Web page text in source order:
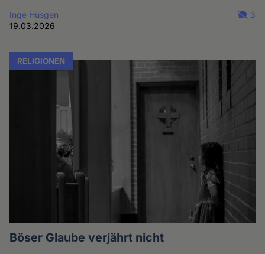
Inge Hüsgen
19.03.2026
3
RELIGIONEN
Böser Glaube verjährt nicht